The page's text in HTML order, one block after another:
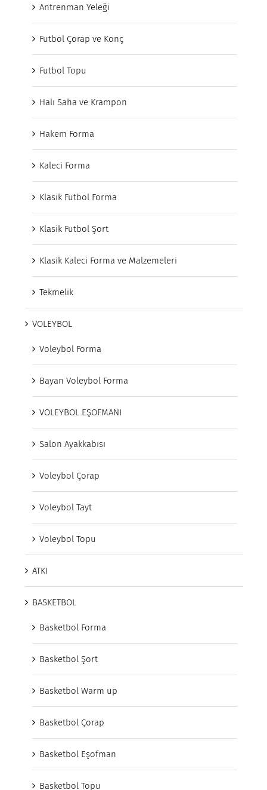
Antrenman Yeleği
Futbol Çorap ve Konç
Futbol Topu
Halı Saha ve Krampon
Hakem Forma
Kaleci Forma
Klasik Futbol Forma
Klasik Futbol Şort
Klasik Kaleci Forma ve Malzemeleri
Tekmelik
VOLEYBOL
Voleybol Forma
Bayan Voleybol Forma
VOLEYBOL EŞOFMANI
Salon Ayakkabısı
Voleybol Çorap
Voleybol Tayt
Voleybol Topu
ATKI
BASKETBOL
Basketbol Forma
Basketbol Şort
Basketbol Warm up
Basketbol Çorap
Basketbol Eşofman
Basketbol Topu